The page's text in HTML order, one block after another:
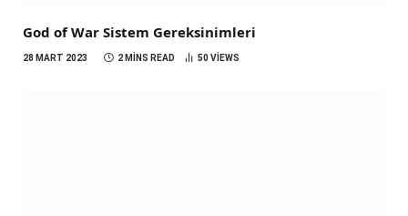
God of War Sistem Gereksinimleri
28 MART 2023 2 MINS READ 50 VIEWS